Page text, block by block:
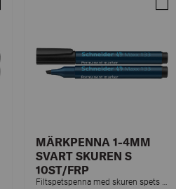
MÄRKPENNA 3MM SVART RUND
MÄRKPENNA 1-4MM
SVART SKUREN S
10ST/FRP